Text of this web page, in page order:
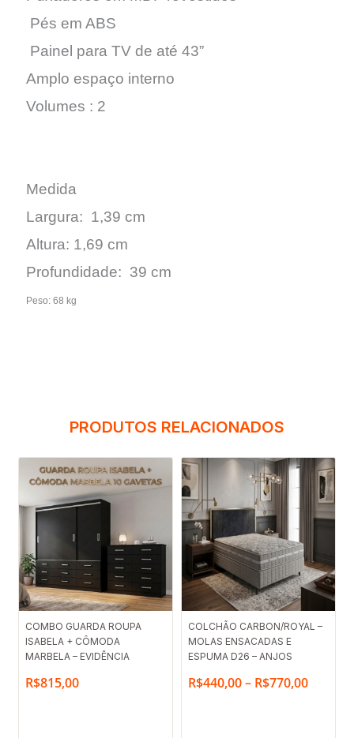
Pés em ABS
Painel para TV de até 43”
Amplo espaço interno
Volumes : 2
Medida
Largura: 1,39 cm
Altura: 1,69 cm
Profundidade: 39 cm
Peso: 68 kg
PRODUTOS RELACIONADOS
COMBO GUARDA ROUPA
ISABELA + CÔMODA
MARBELA – EVIDÊNCIA
R$815,00
COLCHÃO CARBON/ROYAL –
MOLAS ENSACADAS E
ESPUMA D26 – ANJOS
R$440,00– R$770,00
Faixa